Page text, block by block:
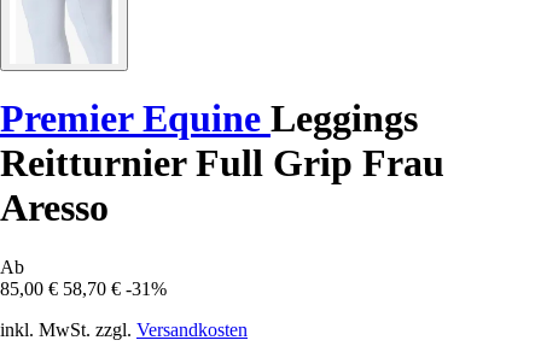
Premier Equine Leggings
Reitturnier Full Grip Frau
Aresso
Ab
85,00 € 58,70 € -31%
inkl. MwSt. zzgl. Versandkosten